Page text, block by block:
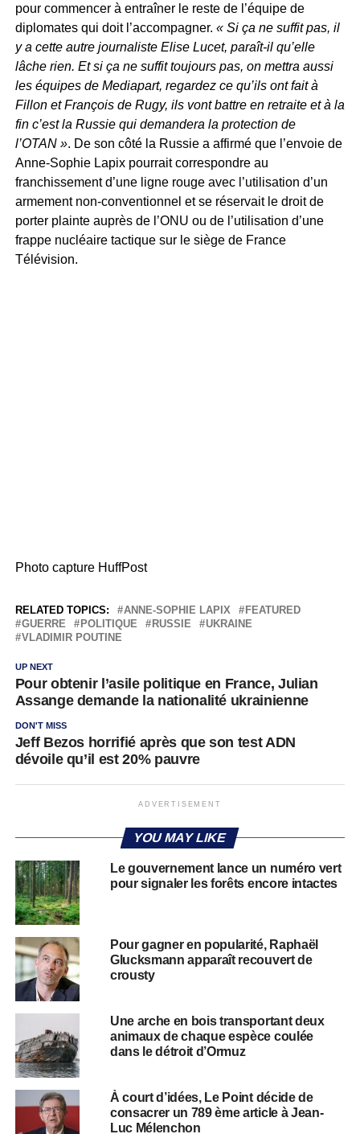
pour commencer à entraîner le reste de l’équipe de
diplomates qui doit l’accompagner. « Si ça ne suffit pas, il
y a cette autre journaliste Elise Lucet, paraît-il qu’elle
lâche rien. Et si ça ne suffit toujours pas, on mettra aussi
les équipes de Mediapart, regardez ce qu’ils ont fait à
Fillon et François de Rugy, ils vont battre en retraite et à la
fin c’est la Russie qui demandera la protection de
l’OTAN ». De son côté la Russie a affirmé que l’envoie de
Anne-Sophie Lapix pourrait correspondre au
franchissement d’une ligne rouge avec l’utilisation d’un
armement non-conventionnel et se réservait le droit de
porter plainte auprès de l’ONU ou de l’utilisation d’une
frappe nucléaire tactique sur le siège de France
Télévision.
Photo capture HuffPost
RELATED TOPICS: ANNE-SOPHIE LAPIX
FEATURED
GUERRE
POLITIQUE RUSSIE
UKRAINE
VLADIMIR POUTINE
UP NEXT
Pour obtenir l’asile politique en France, Julian
Assange demande la nationalité ukrainienne
DON'T MISS
Jeff Bezos horrifié après que son test ADN
dévoile qu’il est 20% pauvre
ADVERTISEMENT
YOU MAY LIKE
Le gouvernement lance un numéro vert
pour signaler les forêts encore intactes
Pour gagner en popularité, Raphaël
Glucksmann apparaît recouvert de
crousty
Une arche en bois transportant deux
animaux de chaque espèce coulée
dans le détroit d’Ormuz
À court d’idées, Le Point décide de
consacrer un 789 ème article à Jean-
Luc Mélenchon